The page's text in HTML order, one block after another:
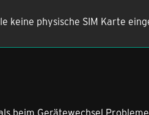
keine physische SIM Karte
beim Gerätewechsel